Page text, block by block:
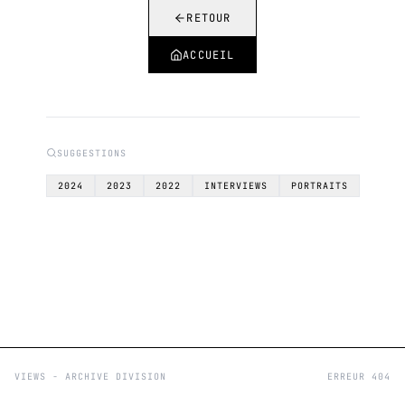
RETOUR
ACCUEIL
SUGGESTIONS
2024 2023 2022 INTERVIEWS PORTRAITS
VIEWS - ARCHIVE DIVISION ERREUR 404